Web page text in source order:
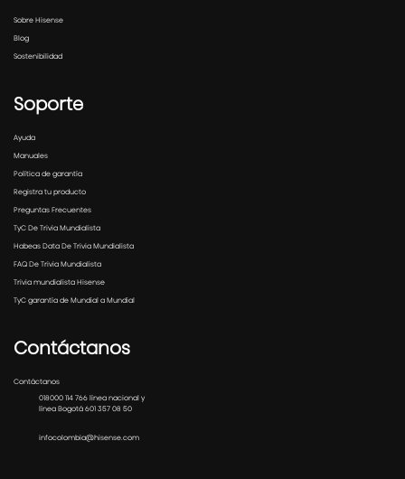
Sobre Hisense
Blog
Sostenibilidad
Soporte
Ayuda
Manuales
Política de garantía
Registra tu producto
Preguntas Frecuentes
TyC De Trivia Mundialista
Habeas Data De Trivia Mundialista
FAQ De Trivia Mundialista
Trivia mundialista Hisense
TyC garantía de Mundial a Mundial
Contáctanos
Contáctanos
018000 114 766 línea nacional y
línea Bogotá 601 357 08 50
infocolombia@hisense.com